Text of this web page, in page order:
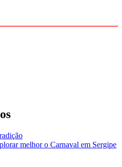
melhor o Carnaval em Sergipe